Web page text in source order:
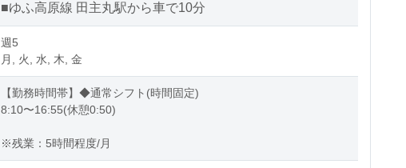
■ゆふ高原線 田主丸駅から車で10分
週5
月, 火, 水, 木, 金
【勤務時間帯】◆通常シフト(時間固定)
8:10〜16:55(休憩0:50)
※残業：5時間程度/月